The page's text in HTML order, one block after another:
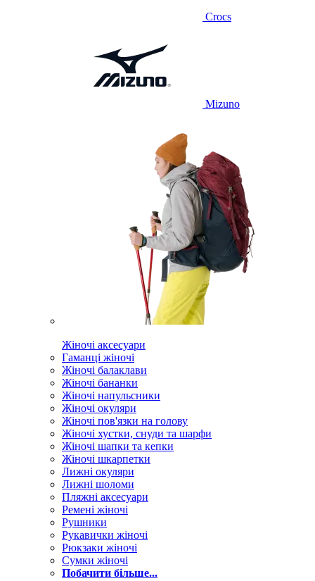
Crocs
Mizuno
Жіночі аксесуари
Гаманці жіночі
Жіночі балаклави
Жіночі бананки
Жіночі напульсники
Жіночі окуляри
Жіночі пов'язки на голову
Жіночі хустки, снуди та шарфи
Жіночі шапки та кепки
Жіночі шкарпетки
Лижні окуляри
Лижні шоломи
Пляжні аксесуари
Ремені жіночі
Рушники
Рукавички жіночі
Рюкзаки жіночі
Сумки жіночі
Побачити більше...